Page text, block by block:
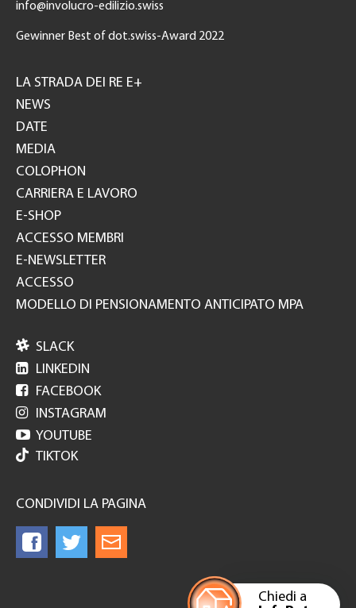
Chiedi a
info@involucro-edilizio.swiss
Gewinner Best of dot.swiss-Award 2022
GH
LA STRADA DEI RE E+
NEWS
DATE
MEDIA
COLOPHON
CARRIERA E LAVORO
E-SHOP
ACCESSO MEMBRI
E-NEWSLETTER
ACCESSO
MODELLO DI PENSIONAMENTO ANTICIPATO MPA
 SLACK
 LINKEDIN
 FACEBOOK
 INSTAGRAM
 YOUTUBE
TIKTOK
CONDIVIDI LA PAGINA